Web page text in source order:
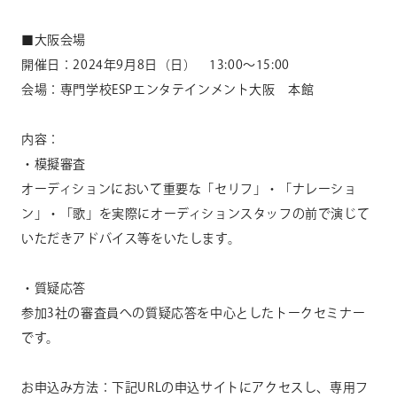
■大阪会場
開催日： 2024年9 月 8 日（日） 13:00～15:00
会場：専門学校ESP エンタテインメント大阪 本館
内容：
・模擬審査
オーディションにおいて重要な「セリフ」・「ナレーショ
ン」・「歌」を実際にオーディションスタッフの前で演じて
いただきアドバイス等をいたします。
・質疑応答
参加 3社の審査員への質疑応答を中心としたトークセミナー
です。
お申込み方法：下記URL の申込サイトにアクセスし、専用フ